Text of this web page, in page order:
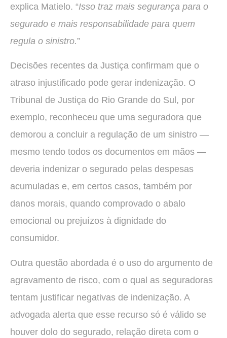
explica Matielo. “Isso traz mais segurança para o
segurado e mais responsabilidade para quem
regula o sinistro.”
Decisões recentes da Justiça confirmam que o
atraso injustificado pode gerar indenização. O
Tribunal de Justiça do Rio Grande do Sul, por
exemplo, reconheceu que uma seguradora que
demorou a concluir a regulação de um sinistro —
mesmo tendo todos os documentos em mãos —
deveria indenizar o segurado pelas despesas
acumuladas e, em certos casos, também por
danos morais, quando comprovado o abalo
emocional ou prejuízos à dignidade do
consumidor.
Outra questão abordada é o uso do argumento de
agravamento de risco, com o qual as seguradoras
tentam justificar negativas de indenização. A
advogada alerta que esse recurso só é válido se
houver dolo do segurado, relação direta com o